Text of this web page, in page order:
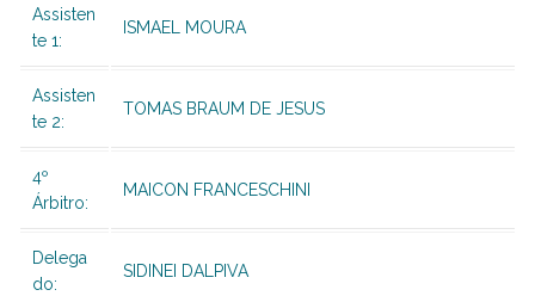
Assisten
te 1:
ISMAEL MOURA
Assisten
te 2:
TOMAS BRAUM DE JESUS
4º
Árbitro:
MAICON FRANCESCHINI
Delega
do:
SIDINEI DALPIVA